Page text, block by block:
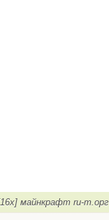
майнкрафт ru-